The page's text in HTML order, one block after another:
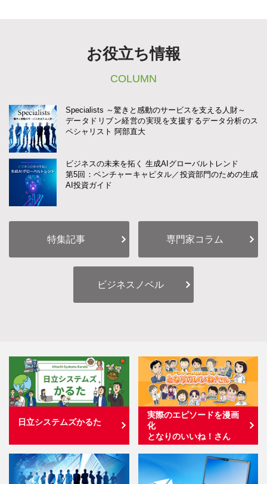
お役立ち情報
COLUMN
Specialists ～驚きと感動のサービスを支える人財～
データドリブン経営の実現を支援するデータ分析のス
ペシャリスト 阿部直大
ビジネスの未来を拓く 生成AIグローバルトレンド
第5回：ベンチャーキャピタル／投資部門のための生成
AI投資ガイド
特集記事 専門家コラム
ビジネスノベル
日立システムズかるた
実際のエピソードを漫画
化
となりのいいね！さん